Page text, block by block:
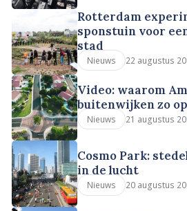
Rotterdam
sponstuin voor
stad
Nieuws 22 augustus
Video: waarom
buitenwijken zo
Nieuws 21 augustus
Cosmo Park:
in de lucht
Nieuws 20 augustus